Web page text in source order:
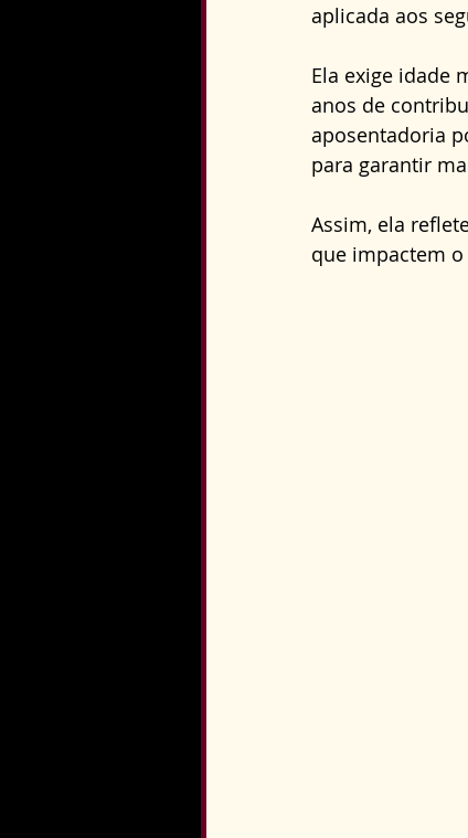
aplicada aos
Ela exige idade
anos de
aposentadoria
para garantir
Assim, ela
que impactem